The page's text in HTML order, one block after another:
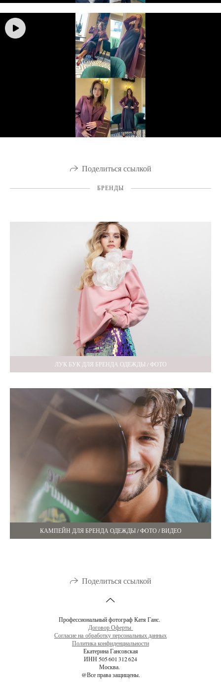
Поделиться ссылкой
БРЕНДЫ
ЛУК БУК ДЛЯ БРЕНДА ОДЕЖДЫ / ФОТО
КАМПЕЙН ДЛЯ БРЕНДА ОДЕЖДЫ / ФОТО / ВИДЕО
Поделиться ссылкой
Профессиональный фотограф Катя Ганс.
Договор Оферты
Согласие на обработку персональных данных
Политика конфиденциальности
Екатерина Гансовская
ИНН 505 601 312 624
Москва.
@Все права защищены.